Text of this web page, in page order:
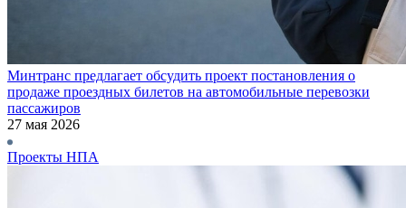
Минтранс предлагает обсудить проект постановления о
продаже проездных билетов на автомобильные перевозки
пассажиров
27 мая 2026
Проекты НПА